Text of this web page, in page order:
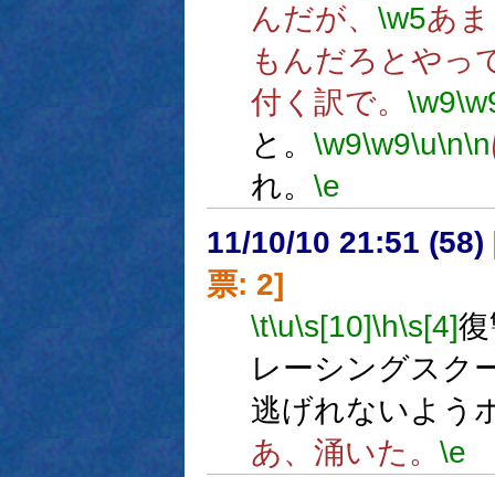
んだが、 \w5あ
もんだろとやっ
付く訳で。 \w9
と。 \w9\w9\u\n\n
れ。 \e
11/10/10 21:51 (58)
票: 2]
\t\u\s[10]\h\s[4]
レーシングスク
逃げれないよう
あ、涌いた。 \e